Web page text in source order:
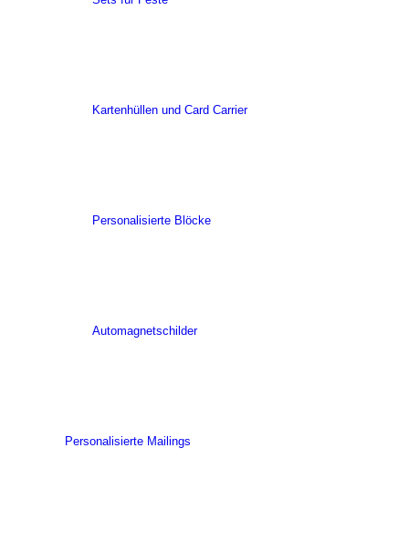
Kartenhüllen und Card Carrier
Personalisierte Blöcke
Automagnetschilder
Personalisierte Mailings